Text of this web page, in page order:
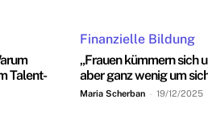
Talent-
Finanzielle Bildung
„Frauen kümmern sich
aber ganz wenig um
Maria Scherban - 19/12/2025